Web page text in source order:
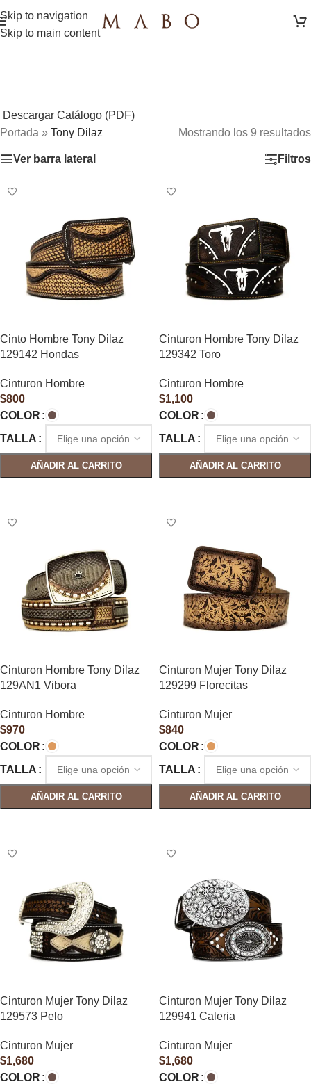
Skip to navigation
Skip to main content
Descargar Catálogo (PDF)
Portada » Tony Dilaz Mostrando los 9 resultados
Ver barra lateral Filtros
Cinto Hombre Tony Dilaz
129142 Hondas
Cinturon Hombre
$800
COLOR
TALLA
AÑADIR AL CARRITO
Cinturon Hombre Tony Dilaz
129342 Toro
Cinturon Hombre
$1,100
COLOR
TALLA
AÑADIR AL CARRITO
Cinturon Hombre Tony Dilaz
129AN1 Vibora
Cinturon Hombre
$970
COLOR
TALLA
AÑADIR AL CARRITO
Cinturon Mujer Tony Dilaz
129299 Florecitas
Cinturon Mujer
$840
COLOR
TALLA
AÑADIR AL CARRITO
Cinturon Mujer Tony Dilaz
129573 Pelo
Cinturon Mujer
$1,680
COLOR
Cinturon Mujer Tony Dilaz
129941 Caleria
Cinturon Mujer
$1,680
COLOR